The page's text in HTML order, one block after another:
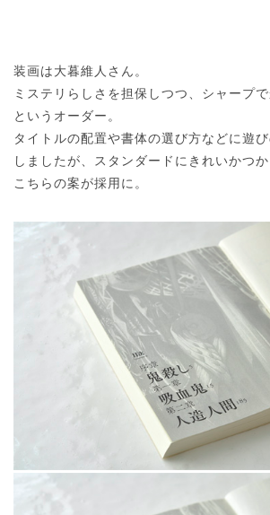
装画は大暮維人さん。
ミステリらしさを担保しつつ、シャープ
というオーダー。
タイトルの配置や書体の選び方などに遊
しましたが、スタンダードにきれいかつ
こちらの案が採用に。